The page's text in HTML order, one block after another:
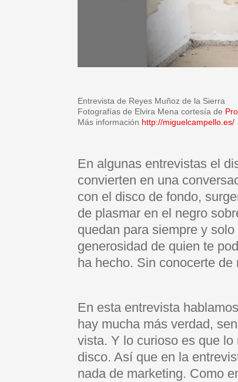
Entrevista de Reyes Muñoz de la Sierra
Fotografías de Elvira Mena cortesía de
Más información http://miguelcampello.es/
En algunas entrevistas el
convierten en una
con el disco de fondo,
de plasmar en el negro
quedan para siempre y
generosidad de quien te
ha hecho. Sin conocerte de
En esta entrevista
hay mucha más verdad,
vista. Y lo curioso es que
disco. Así que en la
nada de marketing. Como